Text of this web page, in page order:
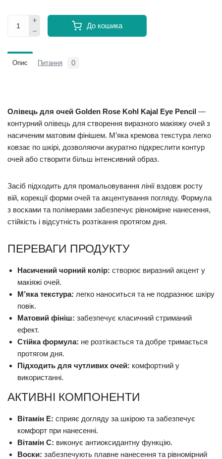
До кошика
Опис Питання 0
Олівець для очей Golden Rose Kohl Kajal Eye Pencil —
контурний олівець для створення виразного макіяжу очей з
насиченим матовим фінішем. М’яка кремова текстура легко
ковзає по шкірі, дозволяючи акуратно підкреслити контур
очей або створити більш інтенсивний образ.
Засіб підходить для промальовування лінії вздовж росту
вій, корекції форми очей та акцентування погляду. Формула
з восками та полімерами забезпечує рівномірне нанесення,
стійкість і відсутність розтікання протягом дня.
ПЕРЕВАГИ ПРОДУКТУ
Насичений чорний колір: створює виразний акцент у
макіяжі очей.
М’яка текстура: легко наноситься та не подразнює шкіру
повік.
Матовий фініш: забезпечує класичний стриманий
ефект.
Стійка формула: не розтікається та добре тримається
протягом дня.
Підходить для чутливих очей: комфортний у
використанні.
АКТИВНІ КОМПОНЕНТИ
Вітамін E: сприяє догляду за шкірою та забезпечує
комфорт при нанесенні.
Вітамін C: виконує антиоксидантну функцію.
Воски: забезпечують плавне нанесення та рівномірний